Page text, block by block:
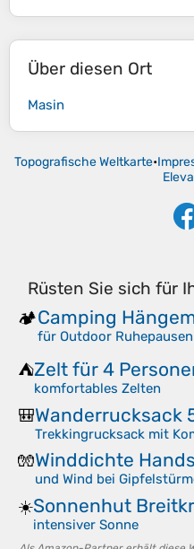
Über diesen Ort
Masin
Topografische Weltkarte•
Rüsten Sie sich für
🏕️Camping
für Outdoor Ruhepausen
⛺Zelt für 4
komfortables Zelten
🎒Wanderrucksack
Trekkingrucksack mit
🧤Winddichte
und Wind bei
☀️Sonnenhut
intensiver Sonne